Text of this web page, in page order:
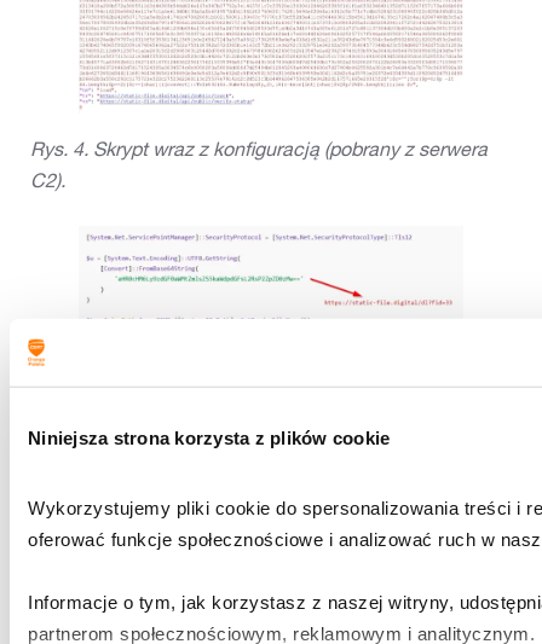
Niniejsza strona korzysta z plików cookie
Wykorzystujemy pliki cookie do spersonalizowania treści i
oferować funkcje społecznościowe i analizować ruch w
Informacje o tym, jak korzystasz z naszej witryny,
partnerom społecznościowym, reklamowym i analitycznym.
Rys. 4. Skrypt wraz z konfiguracją (pobrany z serwera
C2).